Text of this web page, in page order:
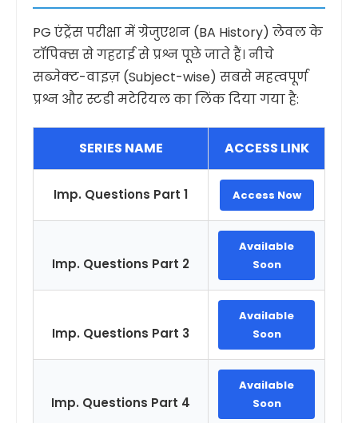
PG एंट्रेंस परीक्षा में ग्रेजुएशन (BA History) लेवल के
टॉपिक्स से गहराई से प्रश्न पूछे जाते हैं। नीचे
सब्जेक्ट-वाइज़ (Subject-wise) सबसे महत्वपूर्ण
प्रश्न और स्टडी मटेरियल का लिंक दिया गया है:
SERIES NAME ACCESS LINK
Imp. Questions Part 1 Access Now
Imp. Questions Part 2
Available
Soon
Imp. Questions Part 3
Available
Soon
Imp. Questions Part 4
Available
Soon